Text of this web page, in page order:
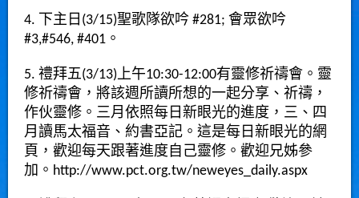
4. 下主日(3/15)聖歌隊欲吟 #281; 會眾欲吟
#3,#546, #401。
5. 禮拜五(3/13)上午10:30-12:00有靈修祈禱會。靈
修祈禱會，將該週所讀所想的一起分享、祈禱，
作伙靈修。三月依照每日新眼光的進度，三、四
月讀馬太福音、約書亞記。這是每日新眼光的網
頁，歡迎每天跟著進度自己靈修。歡迎兄姊參
加。 http://www.pct.org.tw/neweyes_daily.aspx